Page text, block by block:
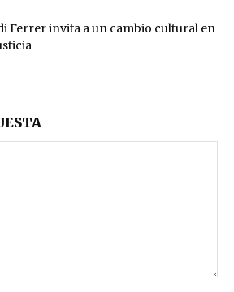
Ferrer invita a un cambio cultural en